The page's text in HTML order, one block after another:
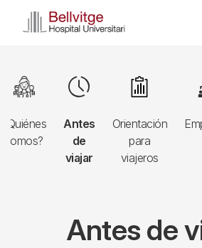
Navegació
principal
3r
¿Quiénes
somos?
Image
Antes
de
viajar
Image
Orientación
para
viajeros
Image
Antes de